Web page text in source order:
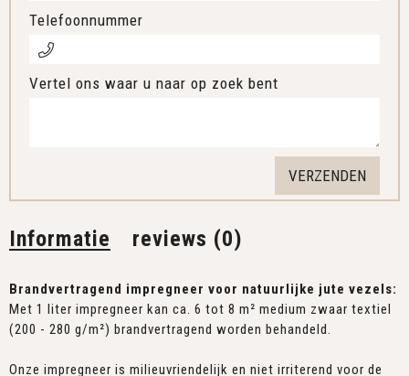
Informatie reviews (0)
Brandvertragend impregneer voor natuurlijke jute vezels:
Met 1 liter impregneer kan ca. 6 tot 8 m² medium zwaar textiel
(200 - 280 g/m²) brandvertragend worden behandeld.
Onze impregneer is milieuvriendelijk en niet irriterend voor de
Telefoonnummer
Vertel ons waar u naar op zoek bent